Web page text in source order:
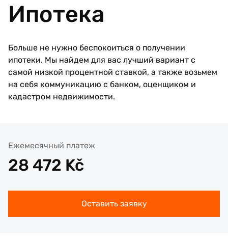
Ипотека
Больше не нужно беспокоиться о получении
ипотеки. Мы найдем для вас лучший вариант с
самой низкой процентной ставкой, а также возьмем
на себя коммуникацию с банком, оценщиком и
кадастром недвижимости.
Ежемесячный платеж
28 472 Kč
Оставить заявку